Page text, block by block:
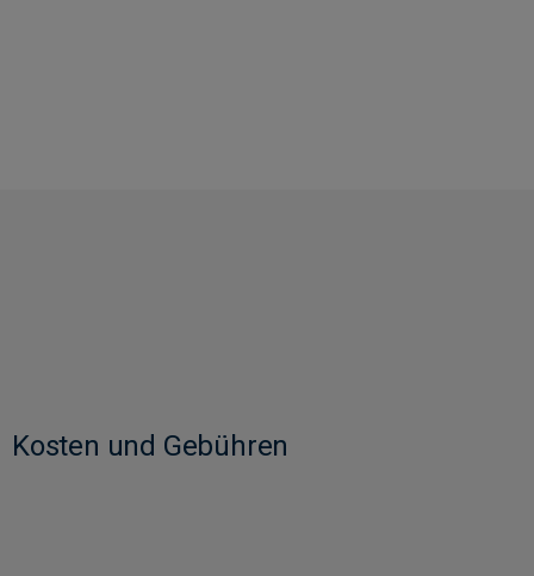
Kosten und Gebühren